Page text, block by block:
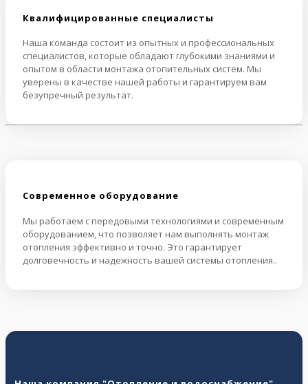
Квалифицированные специалисты
Наша команда состоит из опытных и профессиональных
специалистов, которые обладают глубокими знаниями и
опытом в области монтажа отопительных систем. Мы
уверены в качестве нашей работы и гарантируем вам
безупречный результат.
Cовременное оборудование
Мы работаем с передовыми технологиями и современным
оборудованием, что позволяет нам выполнять монтаж
отопления эффективно и точно. Это гарантирует
долговечность и надежность вашей системы отопления..